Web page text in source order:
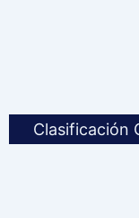
Clasificación